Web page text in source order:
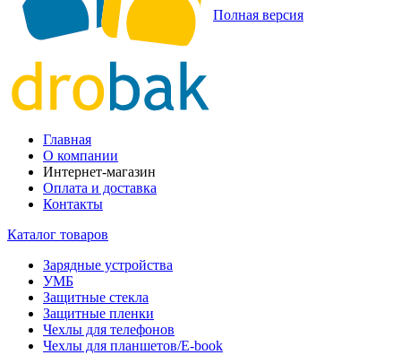
Полная версия
Главная
О компании
Интернет-магазин
Оплата и доставка
Контакты
Каталог товаров
Зарядные устройства
УМБ
Защитные стекла
Защитные пленки
Чехлы для телефонов
Чехлы для планшетов/E-book